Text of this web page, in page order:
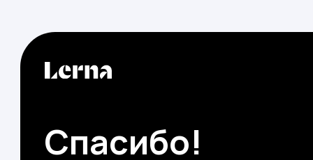
Спасибо!